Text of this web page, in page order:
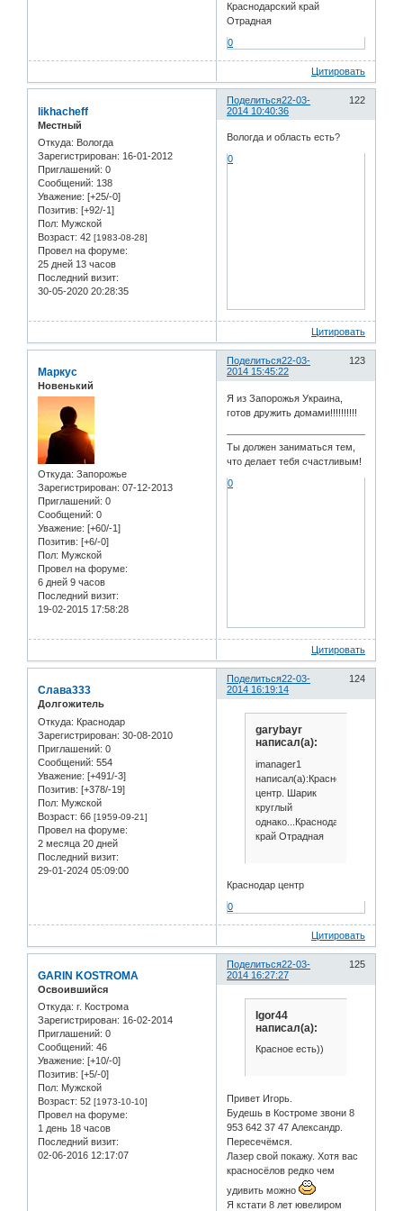
Краснодарский край
Отрадная
0
Цитировать
Поделиться 122
22-03-
2014 10:40:36
likhacheff
Местный
Откуда: Вологда
Зарегистрирован: 16-01-2012
Приглашений: 0
Сообщений: 138
Уважение: [+25/-0]
Позитив: [+92/-1]
Пол: Мужской
Возраст: 42 [1983-08-28]
Провел на форуме:
25 дней 13 часов
Последний визит:
30-05-2020 20:28:35
Вологда и область есть?
0
Цитировать
Поделиться 123
22-03-
2014 15:45:22
Маркус
Новенький
Откуда: Запорожье
Зарегистрирован: 07-12-2013
Приглашений: 0
Сообщений: 0
Уважение: [+60/-1]
Позитив: [+6/-0]
Пол: Мужской
Провел на форуме:
6 дней 9 часов
Последний визит:
19-02-2015 17:58:28
Я из Запорожья Украина,
готов дружить домами!!!!!!!!!!
Ты должен заниматься тем,
что делает тебя счастливым!
0
Цитировать
Поделиться 124
22-03-
2014 16:19:14
Слава333
Долгожитель
Откуда: Краснодар
Зарегистрирован: 30-08-2010
Приглашений: 0
Сообщений: 554
Уважение: [+491/-3]
Позитив: [+378/-19]
Пол: Мужской
Возраст: 66 [1959-09-21]
Провел на форуме:
2 месяца 20 дней
Последний визит:
29-01-2024 05:09:00
garybayr
написал(а):
imanager1
написал(а):Краснодар
центр. Шарик
круглый
однако...Краснодарский
край Отрадная
Краснодар центр
0
Цитировать
Поделиться 125
22-03-
2014 16:27:27
GARIN KOSTROMA
Освоившийся
Откуда: г. Кострома
Зарегистрирован: 16-02-2014
Приглашений: 0
Сообщений: 46
Уважение: [+10/-0]
Позитив: [+5/-0]
Пол: Мужской
Возраст: 52 [1973-10-10]
Провел на форуме:
1 день 18 часов
Последний визит:
02-06-2016 12:17:07
Igor44
написал(а):
Красное есть))
Привет Игорь.
Будешь в Костроме звони 8
953 642 37 47 Александр.
Пересечёмся.
Лазер свой покажу. Хотя вас
красносёлов редко чем
удивить можно
Я кстати 8 лет ювелиром